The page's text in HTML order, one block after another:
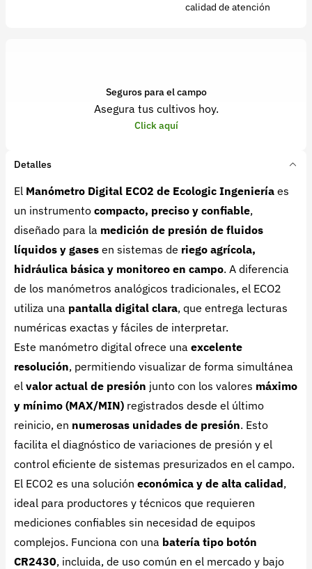
calidad de atención
Seguros para el campo
Asegura tus cultivos hoy.
Click aquí
Detalles
El Manómetro Digital ECO2 de Ecologic Ingeniería es
un instrumento compacto, preciso y confiable,
diseñado para la medición de presión de fluidos
líquidos y gases en sistemas de riego agrícola,
hidráulica básica y monitoreo en campo. A diferencia
de los manómetros analógicos tradicionales, el ECO2
utiliza una pantalla digital clara, que entrega lecturas
numéricas exactas y fáciles de interpretar.
Este manómetro digital ofrece una excelente
resolución, permitiendo visualizar de forma simultánea
el valor actual de presión junto con los valores máximo
y mínimo (MAX/MIN) registrados desde el último
reinicio, en numerosas unidades de presión. Esto
facilita el diagnóstico de variaciones de presión y el
control eficiente de sistemas presurizados en el campo.
El ECO2 es una solución económica y de alta calidad,
ideal para productores y técnicos que requieren
mediciones confiables sin necesidad de equipos
complejos. Funciona con una batería tipo botón
CR2430, incluida, de uso común en el mercado y bajo